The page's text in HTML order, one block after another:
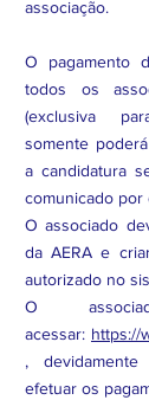
associação.
O pagamento
todos os
(exclusiva
somente
a candidatura
comunicado por
O associado
da AERA e
autorizado no
O
acessar: https://
,
efetuar os